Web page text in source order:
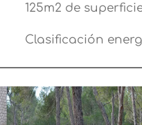
125m2 de
Clasificación